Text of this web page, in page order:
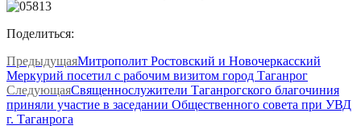
Поделиться:
ПредыдущаяМитрополит Ростовский и Новочеркасский
Меркурий посетил с рабочим визитом город Таганрог
СледующаяСвященнослужители Таганрогского благочиния
приняли участие в заседании Общественного совета при УВД
г. Таганрога